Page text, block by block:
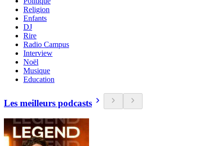
Religion
Enfants
DJ
Rire
Radio Campus
Interview
Noël
Musique
Education
Les meilleurs podcasts